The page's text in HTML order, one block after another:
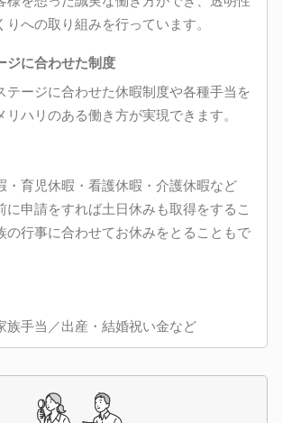
りへの取り組みを行っています。
ジに合わせた制度
テージに合わせた休暇制度や各種手当を
リハリのある働き方が実現できます。
・育児休暇・看護休暇・介護休暇など
申請をすれば土日休みも取得をするこ
の行事に合わせてお休みをとることもで
手当／出産・結婚祝い金など